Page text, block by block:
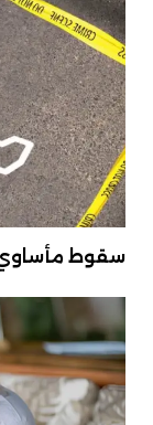
سقوط